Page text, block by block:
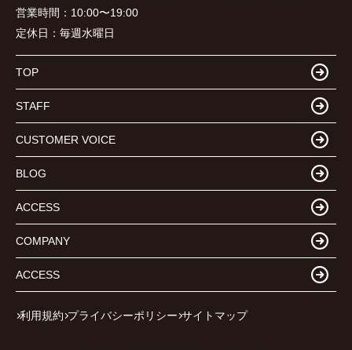
営業時間： 10:00〜19:00
定休日： 毎週水曜日
TOP
STAFF
CUSTOMER VOICE
BLOG
ACCESS
COMPANY
ACCESS
利用規約 プライバシーポリシー サイトマップ